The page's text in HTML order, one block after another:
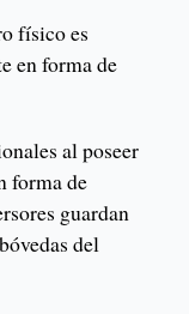
físico es
en forma de
al poseer
forma de
guardan
del